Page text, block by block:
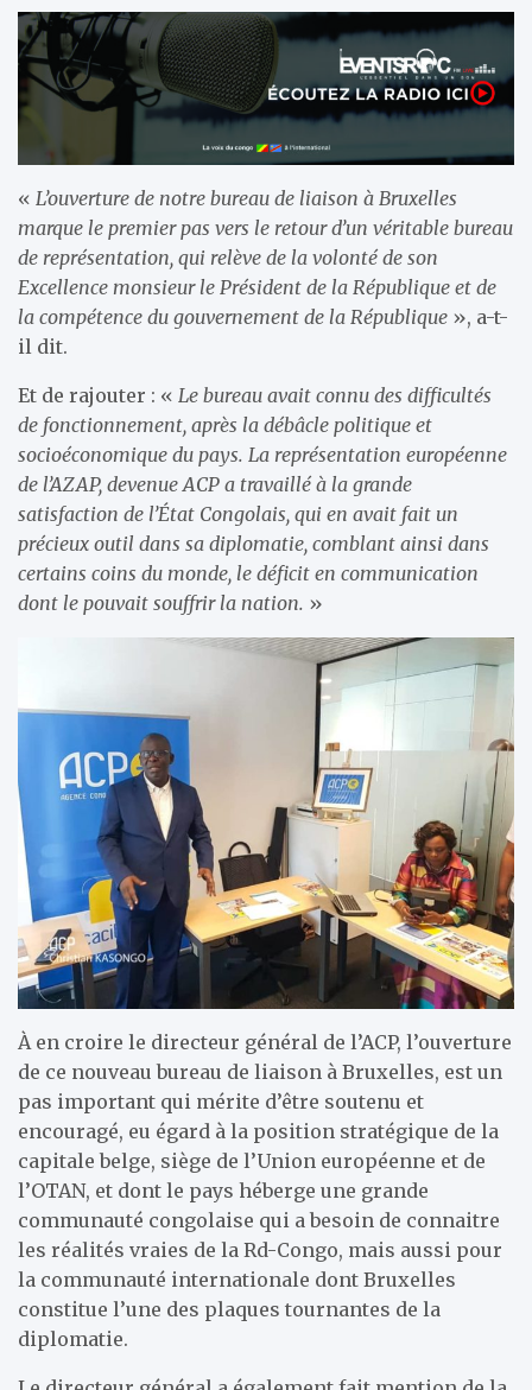
« L’ouverture de notre bureau de liaison à Bruxelles
marque le premier pas vers le retour d’un véritable bureau
de représentation, qui relève de la volonté de son
Excellence monsieur le Président de la République et de
la compétence du gouvernement de la République », a-t-
il dit.
Et de rajouter : « Le bureau avait connu des difficultés
de fonctionnement, après la débâcle politique et
socioéconomique du pays. La représentation européenne
de l’AZAP, devenue ACP a travaillé à la grande
satisfaction de l’État Congolais, qui en avait fait un
précieux outil dans sa diplomatie, comblant ainsi dans
certains coins du monde, le déficit en communication
dont le pouvait souffrir la nation. »
À en croire le directeur général de l’ACP, l’ouverture
de ce nouveau bureau de liaison à Bruxelles, est un
pas important qui mérite d’être soutenu et
encouragé, eu égard à la position stratégique de la
capitale belge, siège de l’Union européenne et de
l’OTAN, et dont le pays héberge une grande
communauté congolaise qui a besoin de connaitre
les réalités vraies de la Rd-Congo, mais aussi pour
la communauté internationale dont Bruxelles
constitue l’une des plaques tournantes de la
diplomatie.